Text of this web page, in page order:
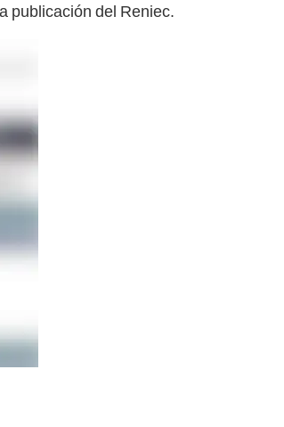
publicación del Reniec.